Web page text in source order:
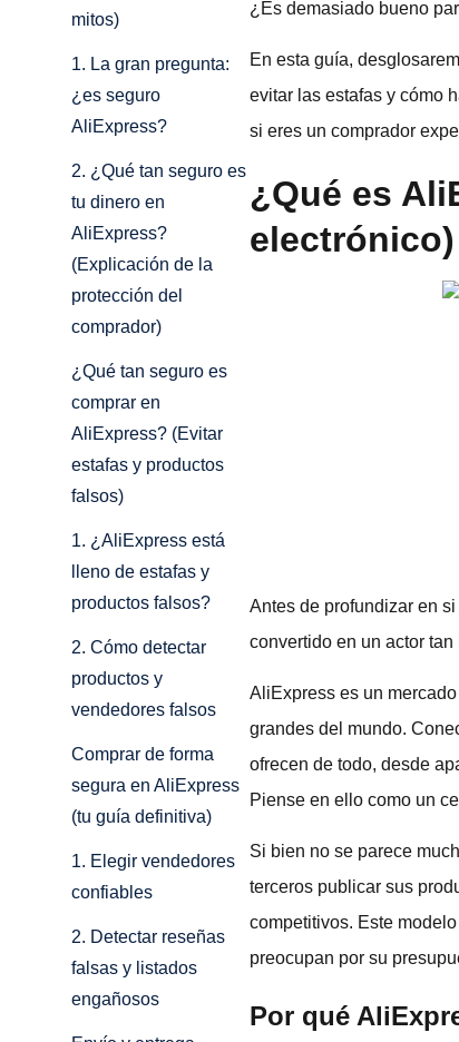
mitos)
1. La gran pregunta:
¿es seguro
AliExpress?
2. ¿Qué tan seguro es
tu dinero en
AliExpress?
(Explicación de la
protección del
comprador)
¿Qué tan seguro es
comprar en
AliExpress? (Evitar
estafas y productos
falsos)
1. ¿AliExpress está
lleno de estafas y
productos falsos?
2. Cómo detectar
productos y
vendedores falsos
Comprar de forma
segura en AliExpress
(tu guía definitiva)
1. Elegir vendedores
confiables
2. Detectar reseñas
falsas y listados
engañosos
¿Es demasiado bueno
En esta guía,
evitar las estafas y cómo
si eres un comprador
¿Qué es
electrónico)
Antes de profundizar en si
convertido en un actor
AliExpress es un
grandes del mundo.
ofrecen de todo, desde
Piense en ello como un
Si bien no se parece
terceros publicar sus
competitivos. Este
preocupan por su
Por qué